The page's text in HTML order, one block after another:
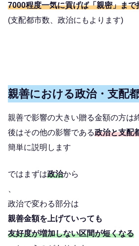
7000程度一気に貢げば「親密」まで
(支配都市数、政治にもよります)
親善における政治・支配
親善で影響の大きい贈る金額の方は
後はその他の影響である政治と支配
簡単に説明します
ではまずは政治から
政治で変わる部分は
親善金額を上げていっても
友好度が増加しない区間が短くなる